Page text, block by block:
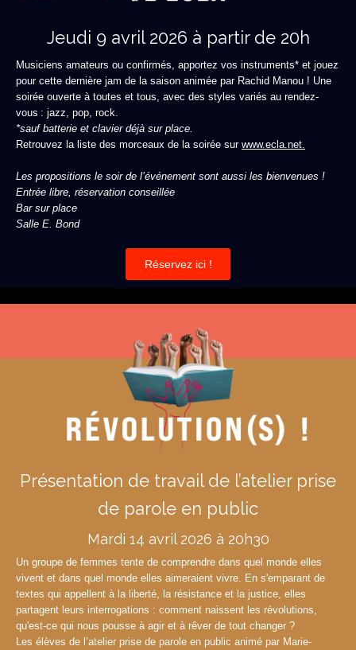
Jeudi 9 avril 2026 à partir de 20h
Musiciens amateurs ou confirmés, apportez vos instruments* et jouez
pour cette dernière jam de la saison animée par Rachid Manou ! Une
soirée ouverte à toutes et tous, avec des styles variés au rendez-
vous : jazz, pop, rock.
*sauf batterie et clavier déjà sur place.
Retrouvez la liste des morceaux de la soirée sur www.ecla.net.
Les propositions le soir de l’événement sont aussi les bienvenues !
Entrée libre, réservation conseillée
Bar sur place
Salle E. Bond
Réservez ici !
Présentation de travail de l’atelier prise
de parole en public
Mardi 14 avril 2026 à 20h30
Un groupe de femmes tente de comprendre dans quel monde elles
vivent et dans quel monde elles aimeraient vivre. En s'emparant de
textes qui appellent à la liberté, la résistance et la justice, elles
partagent leurs interrogations : comment naissent les révolutions,
qu'est-ce qui nous pousse à agir et à rêver de tout changer ?
Les élèves de l’atelier prise de parole en public animé par Marie-